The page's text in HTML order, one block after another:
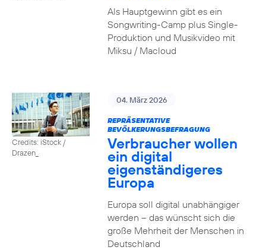
Als Hauptgewinn gibt es ein
Songwriting-Camp plus Single-
Produktion und Musikvideo mit
Miksu / Macloud
Credits: iStock /
Drazen_
04. März 2026
REPRÄSENTATIVE
BEVÖLKERUNGSBEFRAGUNG
Verbraucher wollen
ein digital
eigenständigeres
Europa
Europa soll digital unabhängiger
werden – das wünscht sich die
große Mehrheit der Menschen in
Deutschland